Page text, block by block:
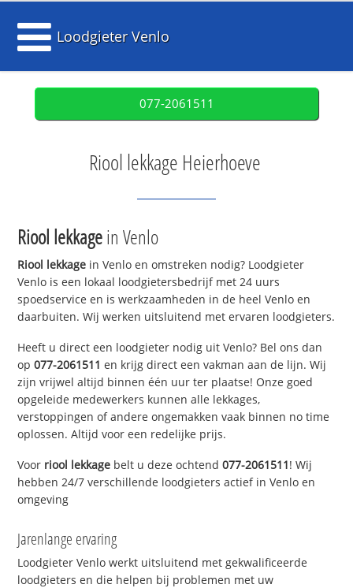
Loodgieter Venlo
077-2061511
Riool lekkage Heierhoeve
Riool lekkagein Venlo
Riool lekkage in Venlo en omstreken nodig? Loodgieter
Venlo is een lokaal loodgietersbedrijf met 24 uurs
spoedservice en is werkzaamheden in de heel Venlo en
daarbuiten. Wij werken uitsluitend met ervaren loodgieters.
Heeft u direct een loodgieter nodig uit Venlo? Bel ons dan
op077-2061511 en krijg direct een vakman aan de lijn. Wij
zijn vrijwel altijd binnen één uur ter plaatse! Onze goed
opgeleide medewerkers kunnen alle lekkages,
verstoppingen of andere ongemakken vaak binnen no time
oplossen. Altijd voor een redelijke prijs.
Voor riool lekkage belt u deze ochtend077-2061511! Wij
hebben 24/7 verschillende loodgieters actief in Venlo en
omgeving
Jarenlange ervaring
Loodgieter Venlo werkt uitsluitend met gekwalificeerde
loodgieters en die helpen bij problemen met uw